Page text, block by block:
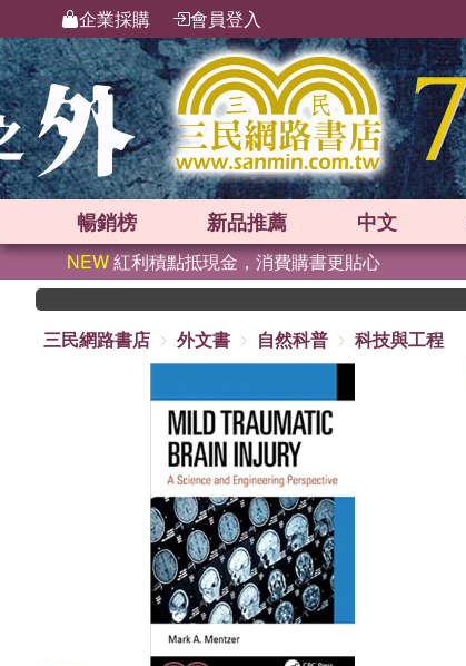
企業採購 會員登入
暢銷榜 新品推薦 中文
NEW紅利積點抵現金，消費購書更貼心
三民網路書店
外文書 自然科普 科技與工程